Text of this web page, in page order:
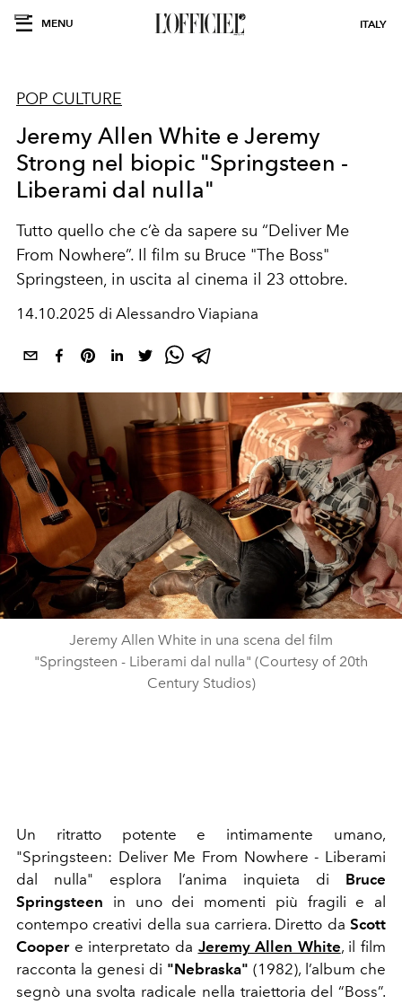
MENU ITALY
POP CULTURE
Jeremy Allen White e Jeremy
Strong nel biopic "Springsteen -
Liberami dal nulla"
Tutto quello che c’è da sapere su “Deliver Me
From Nowhere”. Il film su Bruce "The Boss"
Springsteen, in uscita al cinema il 23 ottobre.
14.10.2025 di Alessandro Viapiana
Jeremy Allen White in una scena del film
"Springsteen - Liberami dal nulla" (Courtesy of 20th
Century Studios)
Un ritratto potente e intimamente umano,
"Springsteen: Deliver Me From Nowhere - Liberami
dal nulla" esplora l’anima inquieta di Bruce
Springsteen in uno dei momenti più fragili e al
contempo creativi della sua carriera. Diretto da Scott
Coopere interpretato da Jeremy Allen White, il film
racconta la genesi di "Nebraska" (1982), l’album che
segnò una svolta radicale nella traiettoria del “Boss”.